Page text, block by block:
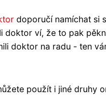
doporučí namíchat si
doktor ví, že to pak
doktor na radu - ten
použít i jiné druhy